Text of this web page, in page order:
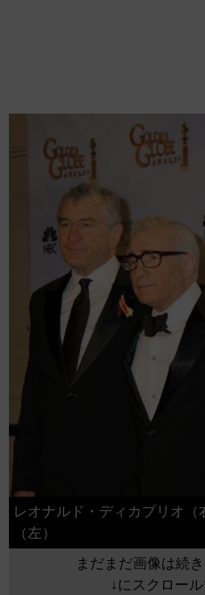
レオナルド・ディカプリオ
（左）
まだまだ画像は続
↓にスクロー